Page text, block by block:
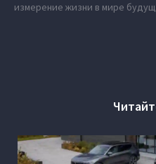
измерение жизни в мире